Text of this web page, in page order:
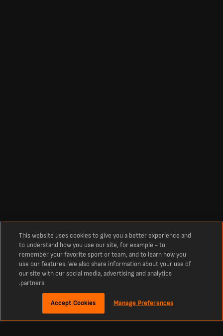
This website uses cookies to give you a better experience and
to understand how you use our site, for example - to
remember your favorite sport or team, and to learn how you
use our features. We also share information about your use of
our site with our social media, advertising and analytics
partners.
Manage Preferences
Accept Cookies